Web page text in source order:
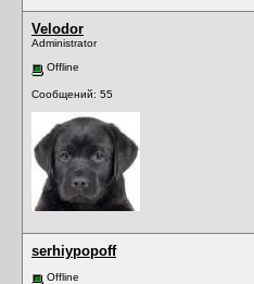
Velodor
Administrator
Offline
Сообщений: 55
serhiypopoff
Offline